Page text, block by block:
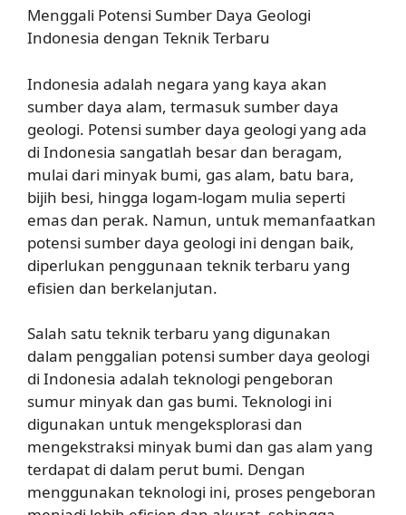
Menggali Potensi Sumber Daya Geologi
Indonesia dengan Teknik Terbaru
Indonesia adalah negara yang kaya akan
sumber daya alam, termasuk sumber daya
geologi. Potensi sumber daya geologi yang ada
di Indonesia sangatlah besar dan beragam,
mulai dari minyak bumi, gas alam, batu bara,
bijih besi, hingga logam-logam mulia seperti
emas dan perak. Namun, untuk memanfaatkan
potensi sumber daya geologi ini dengan baik,
diperlukan penggunaan teknik terbaru yang
efisien dan berkelanjutan.
Salah satu teknik terbaru yang digunakan
dalam penggalian potensi sumber daya geologi
di Indonesia adalah teknologi pengeboran
sumur minyak dan gas bumi. Teknologi ini
digunakan untuk mengeksplorasi dan
mengekstraksi minyak bumi dan gas alam yang
terdapat di dalam perut bumi. Dengan
menggunakan teknologi ini, proses pengeboran